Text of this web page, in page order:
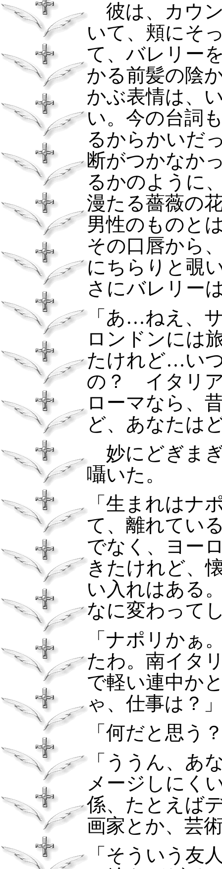
彼は、カウ
いて、頬にそ
て、バレリー
かる前髪の陰
かぶ表情は、
い。今の台詞
るからかいだ
断がつかなか
るかのように
漫たる薔薇の
男性のものと
その口唇から
にちらりと覗
さにバレリー
「あ…ねえ、
ロンドンには
たけれど…い
の？ イタリ
ローマなら、
ど、あなたは
妙にどぎま
囁いた。
「生まれはナ
て、離れてい
でなく、ヨー
きたけれど、
い入れはある
なに変わって
「ナポリかぁ
たわ。南イタ
で軽い連中か
ゃ、仕事は？
「何だと思う
「ううん、あ
メージしにく
係、たとえば
画家とか、芸
「そういう友